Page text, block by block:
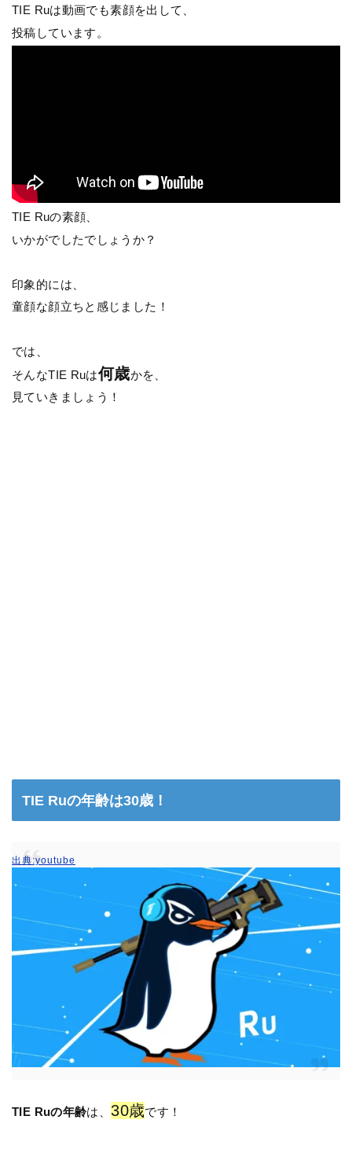
TIE Ruは動画でも素顔を出して、
投稿しています。
TIE Ruの素顔、
いかがでしたでしょうか？
印象的には、
童顔な顔立ちと感じました！
では、
そんなTIE Ruは何歳かを、
見ていきましょう！
TIE Ruの年齢は30歳！
出典:youtube
TIE Ruの年齢は、 30歳です！